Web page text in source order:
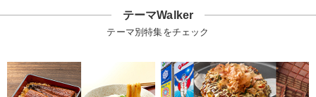
テーマWalker
テーマ別特集をチェック